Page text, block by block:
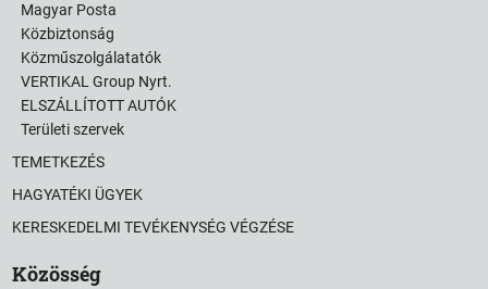
Magyar Posta
Közbiztonság
Közműszolgálatatók
VERTIKAL Group Nyrt.
ELSZÁLLÍTOTT AUTÓK
Területi szervek
TEMETKEZÉS
HAGYATÉKI ÜGYEK
KERESKEDELMI TEVÉKENYSÉG VÉGZÉSE
Közösség